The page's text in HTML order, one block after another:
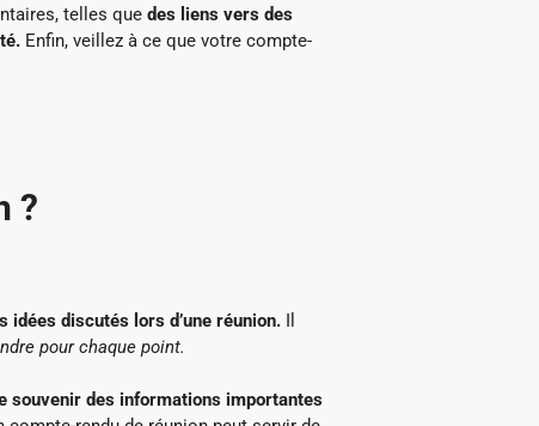
telles que des liens vers des
Enfin, veillez à ce que votre compte-
?
discutés lors d’une réunion. Il
pour chaque point.
souvenir des informations importantes